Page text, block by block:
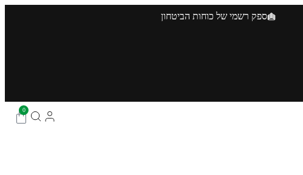
ספק רשמי של כוחות הביטחון
0